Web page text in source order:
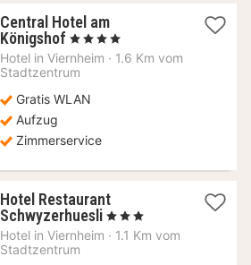
Central Hotel am
Königshof 1
Nacht
ab
€
, 4 Sterne
Hotel in Viernheim · 1.6 Km vom
Stadtzentrum
Gratis WLAN
Aufzug
Zimmerservice
Hotel Restaurant
Schwyzerhuesli 1
Nacht
, 3 Sterne
Hotel in Viernheim · 1.1 Km vom
Stadtzentrum